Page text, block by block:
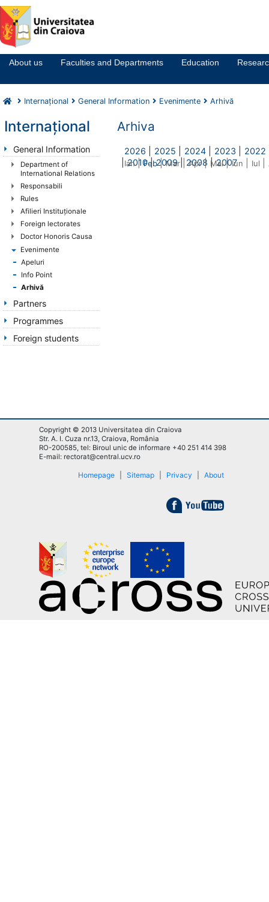
Notă:
Acest
website
un
sistem
accesibilitate.
About us Faculties and Departments Education
Internaţional General Information Evenimente Arhivă
Internaţional
General Information
Department of
International Relations
Responsabili
Rules
Afilieri Instituţionale
Foreign lectorates
Doctor Honoris Causa
Evenimente
Apeluri
Info Point
Arhivă
Partners
Programmes
Foreign students
Arhiva
2026 2025 2024 2023 2022
2010| 2009| 2008 | 2007
Ian| Feb| Mar Apr| Mai| Iun Iul
Copyright © 2013 Universitatea din Craiova
Str. A. I. Cuza nr.13, Craiova, România
RO-200585, tel: Biroul unic de informare +40 251 414 398
E-mail: rectorat@central.ucv.ro
Homepage Sitemap Privacy About